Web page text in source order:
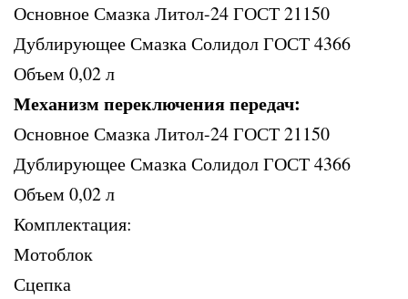
Основное Смазка Литол-24 ГОСТ 21150
Дублирующее Смазка Солидол ГОСТ 4366
Объем 0,02 л
Механизм переключения передач:
Основное Смазка Литол-24 ГОСТ 21150
Дублирующее Смазка Солидол ГОСТ 4366
Объем 0,02 л
Комплектация:
Мотоблок
Сцепка